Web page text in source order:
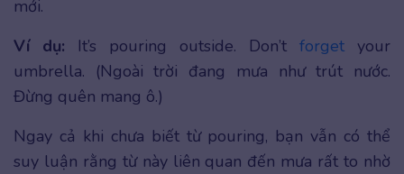
mới.
Ví dụ: It’s pouring outside. Don’t forget your
umbrella. (Ngoài trời đang mưa như trút nước.
Đừng quên mang ô.)
Ngay cả khi chưa biết từ pouring, bạn vẫn có thể
suy luận rằng từ này liên quan đến mưa rất to nhờ